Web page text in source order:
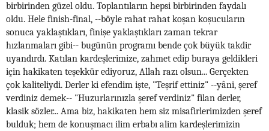
birbirinden güzel oldu. Toplantıların hepsi birbirinden faydalı
oldu. Hele finish-final, --böyle rahat rahat koşan koşucuların
sonuca yaklaştıkları, finişe yaklaştıkları zaman tekrar
hızlanmaları gibi-- bugünün programı bende çok büyük takdir
uyandırdı. Katılan kardeşlerimize, zahmet edip buraya geldikleri
için hakikaten teşekkür ediyoruz, Allah razı olsun... Gerçekten
çok kaliteliydi. Derler ki efendim işte, "Teşrif ettiniz" --yâni, şeref
verdiniz demek-- "Huzurlarınızla şeref verdiniz" filan derler,
klasik sözler... Ama biz, hakikaten hem siz misafirlerimizden şeref
bulduk; hem de konuşmacı ilim erbabı alim kardeşlerimizin